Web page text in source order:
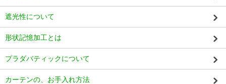
遮光性について
形状記憶加工とは
プラダバティックについて
カーテンの、お手入れ方法